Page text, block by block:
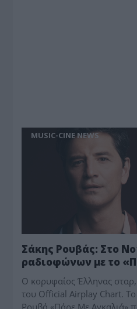
MUSIC-CINE NEWS
Σάκης Ρουβάς: Στο
ραδιοφώνων με το
Ο κορυφαίος Έλληνας
του Official Airplay Chart.
Ρουβά «Πάρε Με Αγκαλιά»